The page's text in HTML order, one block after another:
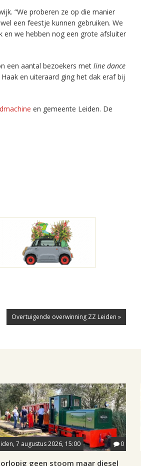
“We proberen ze op die manier
een feestje kunnen gebruiken. We
en we hebben nog een grote afsluiter
een aantal bezoekers met line dance
en uiteraard ging het dak eraf bij
en gemeente Leiden. De
Overtuigende overwinning ZZ Leiden »
7 augustus 2026, 15:00 0
geen stoom maar diesel